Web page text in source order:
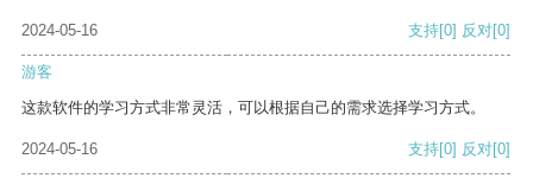
2024-05-16 支持[0] 反对[0]
游客
这款软件的学习方式非常灵活，可以根据自己的需求选择学习方式。
2024-05-16 支持[0] 反对[0]